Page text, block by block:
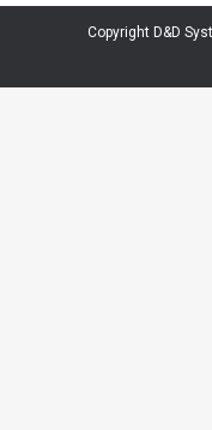
Copyright D&D